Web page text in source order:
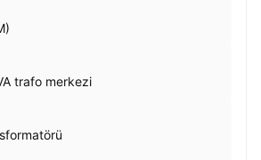
trafo merkezi